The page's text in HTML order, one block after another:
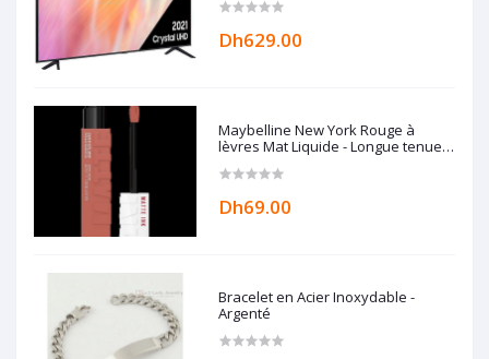
Dh629.00
Maybelline New York Rouge à
lèvres Mat Liquide - Longue tenue
SEDUCTRESS - 5 ml
Dh69.00
Bracelet en Acier Inoxydable -
Argenté